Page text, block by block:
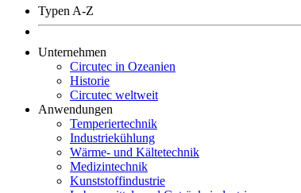
Typen A-Z
Unternehmen
Circutec in Ozeanien
Historie
Circutec weltweit
Anwendungen
Temperiertechnik
Industriekühlung
Wärme- und Kältetechnik
Medizintechnik
Kunststoffindustrie